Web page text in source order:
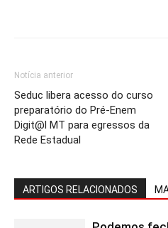
Notícia anterior
Seduc libera acesso do curso
preparatório do Pré-Enem
Digit@l MT para egressos da
Rede Estadual
ARTIGOS RELACIONADOS